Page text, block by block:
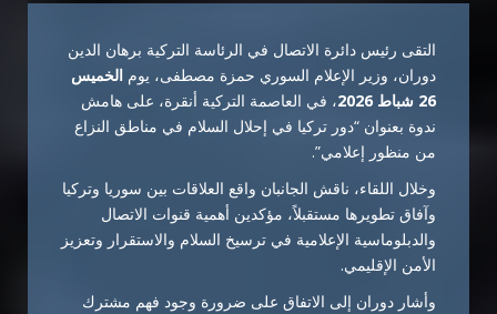
التقى رئيس دائرة الاتصال في الرئاسة التركية برهان الدين
دوران، وزير الإعلام السوري حمزة مصطفى، يوم الخميس
26 شباط 2026
، في العاصمة التركية أنقرة، على هامش
ندوة بعنوان “دور تركيا في إحلال السلام في مناطق النزاع
من منظور إعلامي”.
وخلال اللقاء، ناقش الجانبان واقع العلاقات بين سوريا وتركيا
وآفاق تطويرها مستقبلاً، مؤكدين أهمية قنوات الاتصال
والدبلوماسية الإعلامية في ترسيخ السلام والاستقرار وتعزيز
الأمن الإقليمي.
وأشار دوران إلى الاتفاق على ضرورة وجود فهم مشترك